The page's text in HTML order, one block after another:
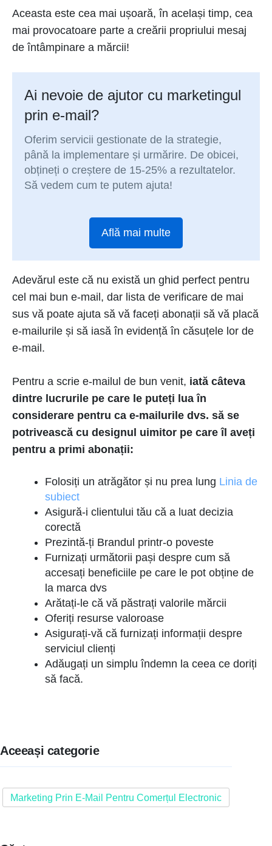
Aceasta este cea mai ușoară, în același timp, cea
mai provocatoare parte a creării propriului mesaj
de întâmpinare a mărcii!
Ai nevoie de ajutor cu marketingul
prin e-mail?
Oferim servicii gestionate de la strategie,
până la implementare și urmărire. De obicei,
obțineți o creștere de 15-25% a rezultatelor.
Să vedem cum te putem ajuta!
Află mai multe
Adevărul este că nu există un ghid perfect pentru
cel mai bun e-mail, dar lista de verificare de mai
sus vă poate ajuta să vă faceți abonații să vă placă
e-mailurile și să iasă în evidență în căsuțele lor de
e-mail.
Pentru a scrie e-mailul de bun venit, iată câteva
dintre lucrurile pe care le puteți lua în
considerare pentru ca e-mailurile dvs. să se
potrivească cu designul uimitor pe care îl aveți
pentru a primi abonații:
Folosiți un atrăgător și nu prea lung Linia de
subiect
Asigură-i clientului tău că a luat decizia
corectă
Prezintă-ți Brandul printr-o poveste
Furnizați următorii pași despre cum să
accesați beneficiile pe care le pot obține de
la marca dvs
Arătați-le că vă păstrați valorile mărcii
Oferiți resurse valoroase
Asigurați-vă că furnizați informații despre
serviciul clienți
Adăugați un simplu îndemn la ceea ce doriți
să facă.
Aceeași categorie
Marketing Prin E-Mail Pentru Comerțul Electronic